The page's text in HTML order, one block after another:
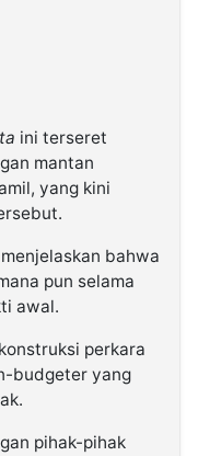
ini terseret
mantan
yang kini
bahwa
pun selama
awal.
perkara
budgeter yang
pihak-pihak